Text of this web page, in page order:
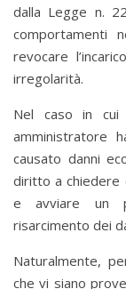
dalla Legge n.
comportamenti
revocare
irregolarità.
Nel caso in cui
amministratore
causato danni
diritto a chiedere
e avviare un
risarcimento dei
Naturalmente,
che vi siano